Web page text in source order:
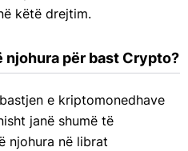
këtë drejtim.
njohura për bast Crypto?
e kriptomonedhave
janë shumë të
njohura në librat